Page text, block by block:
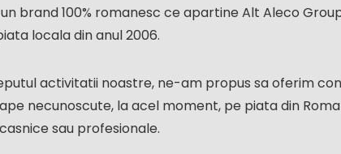
brand 100% romanesc ce apartine Alt Aleco
locala din anul 2006.
activitatii noastre, ne-am propus sa oferim
necunoscute, la acel moment, pe piata din
sau profesionale.